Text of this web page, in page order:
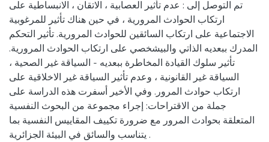
تم التوصل إلى : عدم تأثير العصابية ، الاتقان ، الانبساطية على
ارتكاب الحوادث المرورية ، في حين هناك تأثير للمرغوبية
الاجتماعية على ارتكاب السائقين للحوادث المرورية. تأثير التحكم
المدرك ببعديه الذاتي والبيشخصي على ارتكاب الحوادث المرورية.
تأثير سلوك القيادة المخاطرة ببعديه - السياقة غير الصحية ،
السياقة غير القانونية ، وعدم تأثير السياقة غير الاخلاقية على
ارتكاب حوادث المرور. وفي الأخير أسفرت هذه الدراسة على
جملة من الاقتراحات: إجراء مجموعة من البحوث النفسية
المتعلقة بحوادث المرور مع ضرورة تكييف المقاييس النفسية بما
يتناسب والسائق في البيئة الجزائرية .